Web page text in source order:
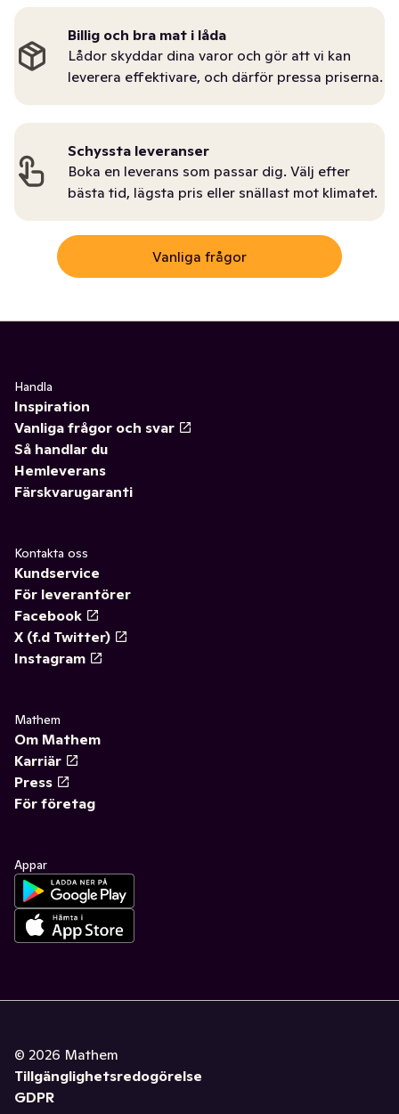
Billig och bra mat i låda
Lådor skyddar dina varor och gör att vi kan
leverera effektivare, och därför pressa priserna.
Schyssta leveranser
Boka en leverans som passar dig. Välj efter
bästa tid, lägsta pris eller snällast mot klimatet.
Vanliga frågor
Handla
Inspiration
Vanliga frågor och svar
Så handlar du
Hemleverans
Färskvarugaranti
Kontakta oss
Kundservice
För leverantörer
Facebook
X (f.d Twitter)
Instagram
Mathem
Om Mathem
Karriär
Press
För företag
Appar
© 2026 Mathem
Tillgänglighetsredogörelse
GDPR